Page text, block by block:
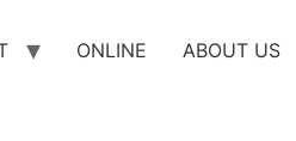
ONLINE ABOUT US